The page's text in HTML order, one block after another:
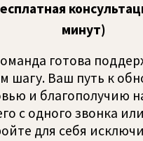
имя. Все платежи
прозрачно и напрямую
— без скрытых комиссий и
платежные системы,
в вашей банковской выписке
на реабилитацию.)